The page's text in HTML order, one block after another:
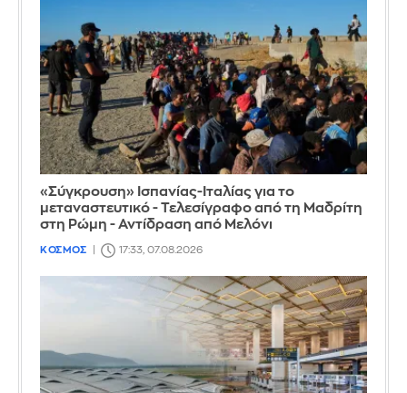
«Σύγκρουση» Ισπανίας-Ιταλίας για το
μεταναστευτικό - Τελεσίγραφο από τη Μαδρίτη
στη Ρώμη - Αντίδραση από Μελόνι
ΚΟΣΜΟΣ 17:33, 07.08.2026